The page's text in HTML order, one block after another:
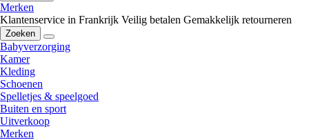
Merken
Klantenservice in Frankrijk Veilig betalen Gemakkelijk retourneren
Zoeken
Babyverzorging
Kamer
Kleding
Schoenen
Spelletjes & speelgoed
Buiten en sport
Uitverkoop
Merken